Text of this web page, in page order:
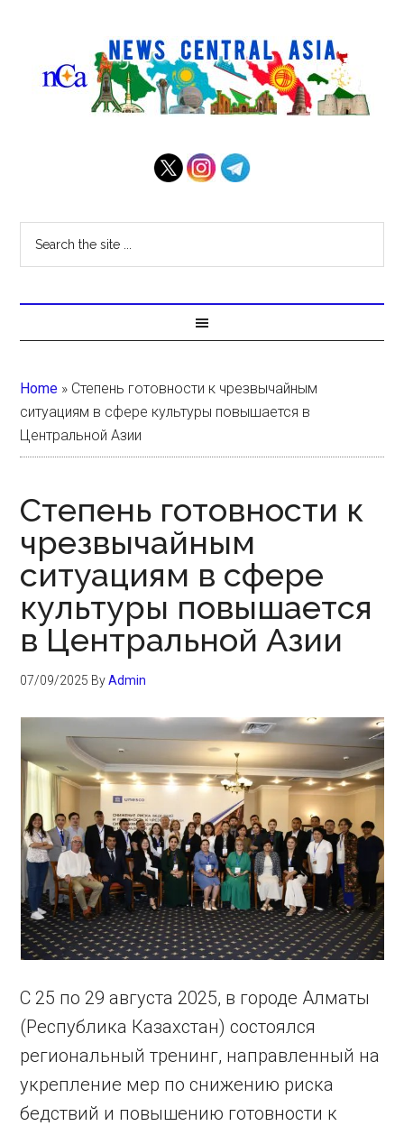
Home » Степень готовности к чрезвычайным
ситуациям в сфере культуры повышается в
Центральной Азии
Степень готовности к
чрезвычайным
ситуациям в сфере
культуры повышается
в Центральной Азии
07/09/2025 ByAdmin
С 25 по 29 августа 2025, в городе Алматы
(Республика Казахстан) состоялся
региональный тренинг, направленный на
укрепление мер по снижению риска
бедствий и повышению готовности к